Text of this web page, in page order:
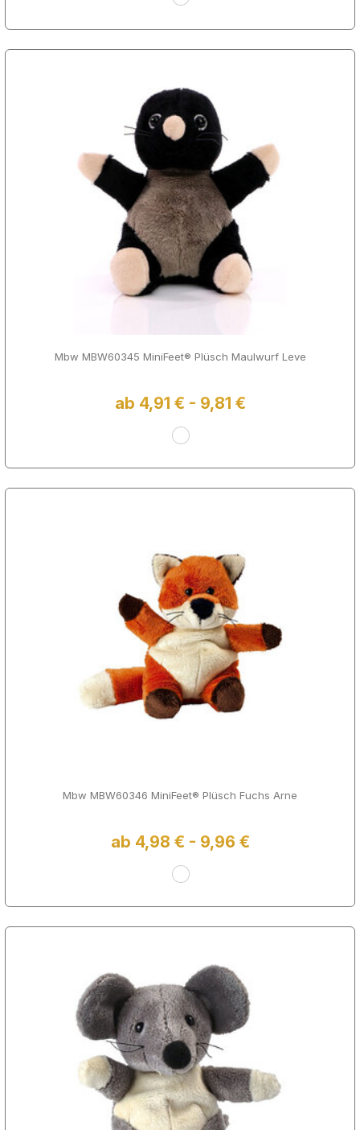
Mbw MBW60345 MiniFeet® Plüsch Maulwurf Leve
ab 4,91 € - 9,81 €
Mbw MBW60346 MiniFeet® Plüsch Fuchs Arne
ab 4,98 € - 9,96 €